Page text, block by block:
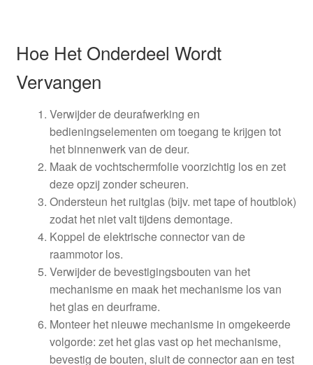
Hoe Het Onderdeel Wordt
Vervangen
Verwijder de deurafwerking en
bedieningselementen om toegang te krijgen tot
het binnenwerk van de deur.
Maak de vochtschermfolie voorzichtig los en zet
deze opzij zonder scheuren.
Ondersteun het ruitglas (bijv. met tape of houtblok)
zodat het niet valt tijdens demontage.
Koppel de elektrische connector van de
raammotor los.
Verwijder de bevestigingsbouten van het
mechanisme en maak het mechanisme los van
het glas en deurframe.
Monteer het nieuwe mechanisme in omgekeerde
volgorde: zet het glas vast op het mechanisme,
bevestig de bouten, sluit de connector aan en test